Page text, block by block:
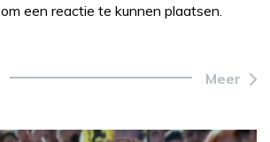
om een reactie te kunnen plaatsen.
Meer